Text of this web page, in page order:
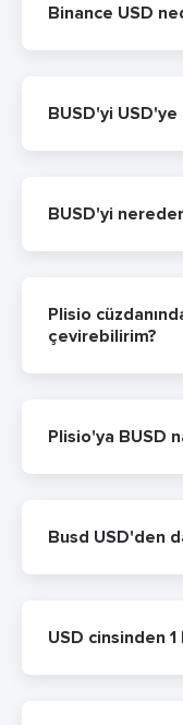
Binance USD
BUSD'yi
BUSD'yi
Plisio
çevirebilirim?
Plisio'ya BUSD
Busd USD'den
USD cinsinden